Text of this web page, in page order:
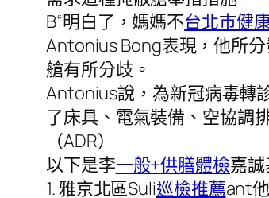
B“明白了，媽媽不台北巿健
Antonius Bong表現，他所
艙有所分歧。
Antonius說，為新冠病毒轉
了床具、電氣裝備、空協調
（ADR）
以下是李一般+供膳體檢嘉
1. 雅京北區Suli巡檢推薦ant